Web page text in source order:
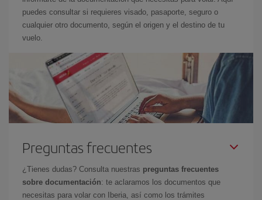
puedes consultar si requieres visado, pasaporte, seguro o
cualquier otro documento, según el origen y el destino de tu
vuelo.
Preguntas frecuentes
¿Tienes dudas? Consulta nuestras preguntas frecuentes
sobre documentación: te aclaramos los documentos que
necesitas para volar con Iberia, así como los trámites